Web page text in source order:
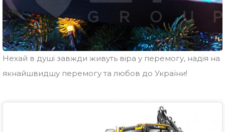
Нехай в душі завжди живуть віра у перемогу, надія на
якнайшвидшу перемогу та любов до України!